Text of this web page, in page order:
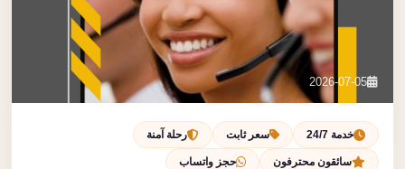
بنا
احجز الآن
2026-07-05
خدمة 24/7 سعر ثابت رحلة آمنة
سائقون محترفون حجز واتساب